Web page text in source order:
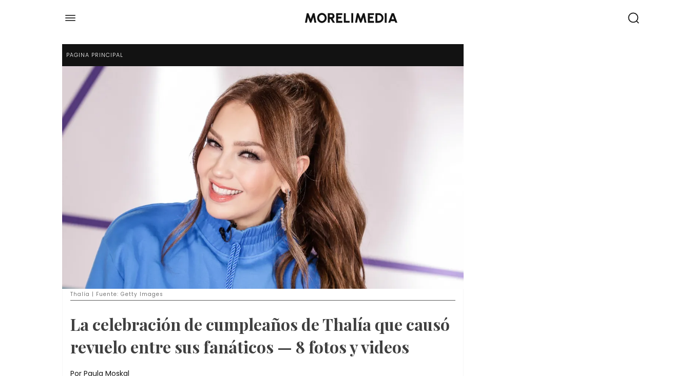
PÁGINA PRINCIPAL
Thalía | Fuente: Getty Images
La celebración de cumpleaños de Thalía que causó
revuelo entre sus fanáticos — 8 fotos y videos
Por Paula Moskal